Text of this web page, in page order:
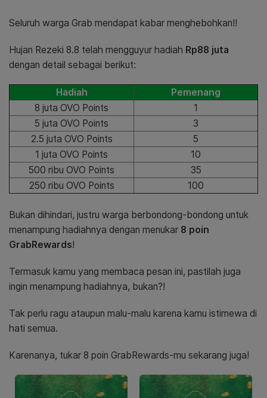
Seluruh warga Grab mendapat kabar menghebohkan!!
Hujan Rezeki 8.8 telah mengguyur hadiah Rp88 juta
dengan detail sebagai berikut:
Hadiah
Pemenang
8 juta OVO Points
1
5 juta OVO Points
3
2.5 juta OVO Points
5
1 juta OVO Points
10
500 ribu OVO Points
35
250 ribu OVO Points
100
Bukan dihindari, justru warga berbondong-bondong untuk
menampung hadiahnya dengan menukar 8 poin
GrabRewards!
Termasuk kamu yang membaca pesan ini, pastilah juga
ingin menampung hadiahnya, bukan?!
Tak perlu ragu ataupun malu-malu karena kamu istimewa di
hati semua.
Karenanya, tukar 8 poin GrabRewards-mu sekarang juga!